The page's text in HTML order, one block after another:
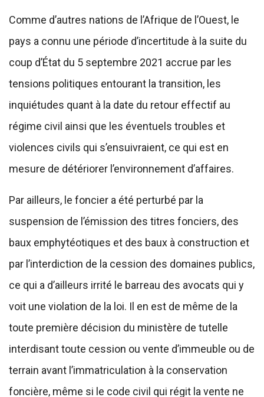
Comme d’autres nations de l’Afrique de l’Ouest, le
pays a connu une période d’incertitude à la suite du
coup d’État du 5 septembre 2021 accrue par les
tensions politiques entourant la transition, les
inquiétudes quant à la date du retour effectif au
régime civil ainsi que les éventuels troubles et
violences civils qui s’ensuivraient, ce qui est en
mesure de détériorer l’environnement d’affaires.
Par ailleurs, le foncier a été perturbé par la
suspension de l’émission des titres fonciers, des
baux emphytéotiques et des baux à construction et
par l’interdiction de la cession des domaines publics,
ce qui a d’ailleurs irrité le barreau des avocats qui y
voit une violation de la loi. Il en est de même de la
toute première décision du ministère de tutelle
interdisant toute cession ou vente d’immeuble ou de
terrain avant l’immatriculation à la conservation
foncière, même si le code civil qui régit la vente ne